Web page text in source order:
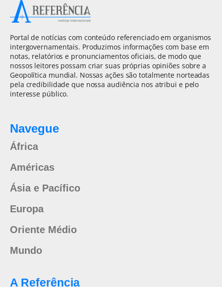
Portal de notícias com conteúdo referenciado em organismos
intergovernamentais. Produzimos informações com base em
notas, relatórios e pronunciamentos oficiais, de modo que
nossos leitores possam criar suas próprias opiniões sobre a
Geopolítica mundial. Nossas ações são totalmente norteadas
pela credibilidade que nossa audiência nos atribui e pelo
interesse público.
Navegue
África
Américas
Ásia e Pacífico
Europa
Oriente Médio
Mundo
A Referência